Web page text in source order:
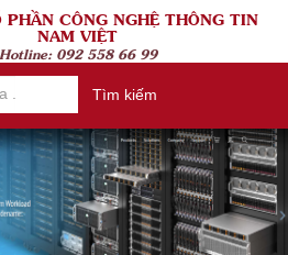
PHẦN CÔNG NGHỆ THÔNG TIN
NAM VIỆT
Hotline: 092 558 66 99
Tìm kiếm